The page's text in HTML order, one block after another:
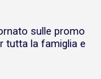
sulle promo
tutta la famiglia e